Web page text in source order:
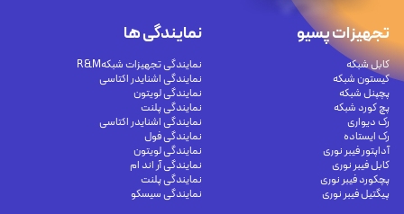
تجهیزات پسیو
کابل شبکه
کیستون شبکه
پچپنل شبکه
پچ کورد شبکه
رک دیواری
رک ایستاده
آداپتور فیبر نوری
کابل فیبر نوری
پچکورد فیبر نوری
پیگتیل فیبر نوری
نمایندگی ها
نمایندگی تجهیزات شبکهR&M
نمایندگی اشنایدر اکتاسی
نمایندگی لویتون
نمایندگی پلنت
نمایندگی اشنایدر اکتاسی
نمایندگی فول
نمایندگی لویتون
نمایندگی آر اند ام
نمایندگی پلنت
نمایندگی سیسکو